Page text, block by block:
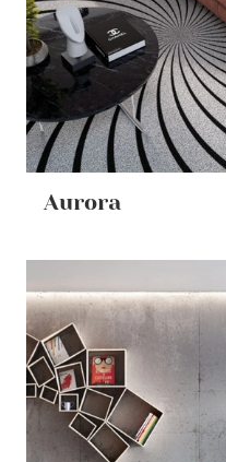
Aurora